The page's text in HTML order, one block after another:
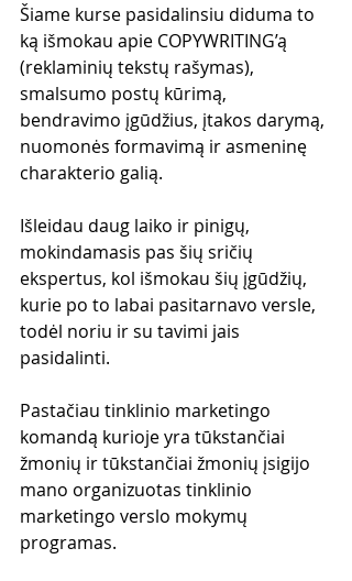
Šiame kurse pasidalinsiu diduma to
ką išmokau apie COPYWRITING’ą
(reklaminių tekstų rašymas),
smalsumo postų kūrimą,
bendravimo įgūdžius, įtakos darymą,
nuomonės formavimą ir asmeninę
charakterio galią.
Išleidau daug laiko ir pinigų,
mokindamasis pas šių sričių
ekspertus, kol išmokau šių įgūdžių,
kurie po to labai pasitarnavo versle,
todėl noriu ir su tavimi jais
pasidalinti.
Pastačiau tinklinio marketingo
komandą kurioje yra tūkstančiai
žmonių ir tūkstančiai žmonių įsigijo
mano organizuotas tinklinio
marketingo verslo mokymų
programas.